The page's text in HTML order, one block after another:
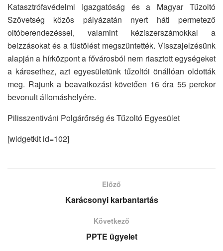
Katasztrófavédelmi Igazgatóság és a Magyar Tűzoltó
Szövetség közös pályázatán nyert háti permetező
oltóberendezéssel, valamint kéziszerszámokkal a
beizzásokat és a füstölést megszüntették. Visszajelzésünk
alapján a hírközpont a fővárosból nem riasztott egységeket
a káresethez, azt egyesületünk tűzoltói önállóan oldották
meg. Rajunk a beavatkozást követően 16 óra 55 perckor
bevonult állomáshelyére.
Pilisszentiváni Polgárőrség és Tűzoltó Egyesület
[widgetkit id=102]
Előző
Karácsonyi karbantartás
Következő
PPTE ügyelet